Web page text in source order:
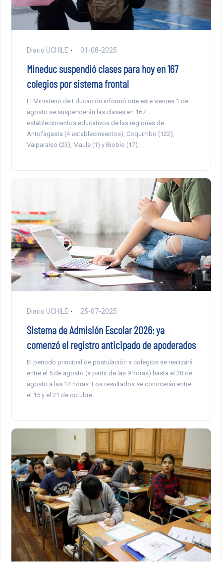
Diario UCHILE 01-08-2025
Mineduc suspendió clases para hoy en 167
colegios por sistema frontal
El Ministerio de Educación informó que este viernes 1 de
agosto se suspenderán las clases en 167
establecimientos educativos de las regiones de
Antofagasta (4 establecimientos), Coquimbo (122),
Valparaíso (23), Maule (1) y Biobío (17).
Diario UCHILE 25-07-2025
Sistema de Admisión Escolar 2026: ya
comenzó el registro anticipado de apoderados
El período principal de postulación a colegios se realizará
entre el 5 de agosto (a partir de las 9 horas) hasta el 28 de
agosto a las 14 horas. Los resultados se conocerán entre
el 15 y el 21 de octubre.